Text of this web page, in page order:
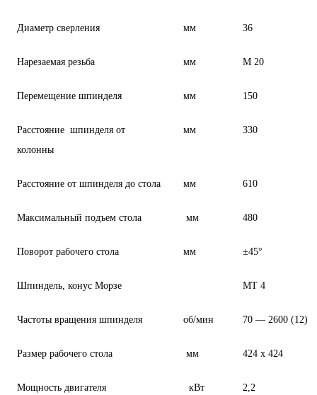
Диаметр сверления мм 36
Нарезаемая резьба мм М 20
Перемещение шпинделя мм 150
Расстояние шпинделя от
колонны
мм 330
Расстояние от шпинделя до стола мм 610
Максимальный подъем стола мм 480
Поворот рабочего стола мм ±45°
Шпиндель, конус Морзе МТ 4
Частоты вращения шпинделя об/мин 70 — 2600 (12)
Размер рабочего стола мм 424 х 424
Мощность двигателя кВт 2,2